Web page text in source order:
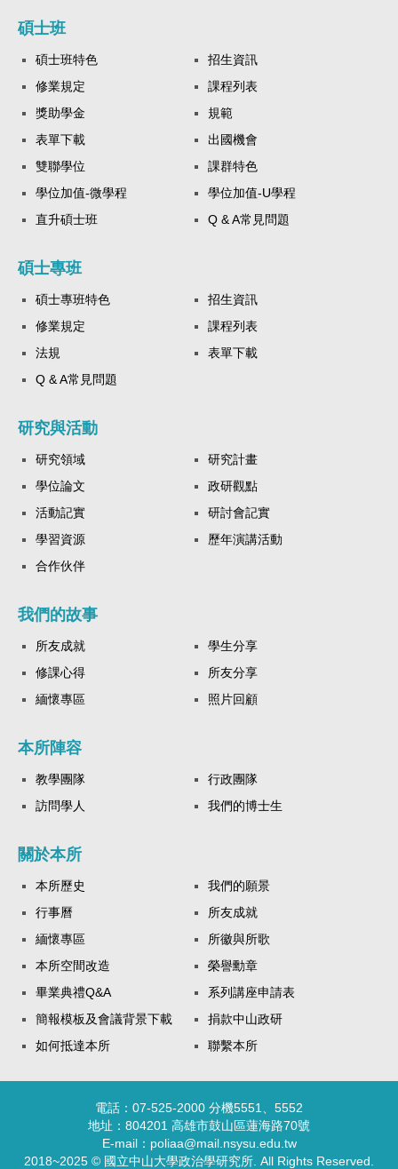
碩士班
碩士班特色
招生資訊
修業規定
課程列表
獎助學金
規範
表單下載
出國機會
雙聯學位
課群特色
學位加值-微學程
學位加值-U學程
直升碩士班
Q & A常見問題
碩士專班
碩士專班特色
招生資訊
修業規定
課程列表
法規
表單下載
Q & A常見問題
研究與活動
研究領域
研究計畫
學位論文
政研觀點
活動記實
研討會記實
學習資源
歷年演講活動
合作伙伴
我們的故事
所友成就
學生分享
修課心得
所友分享
緬懷專區
照片回顧
本所陣容
教學團隊
行政團隊
訪問學人
我們的博士生
關於本所
本所歷史
我們的願景
行事曆
所友成就
緬懷專區
所徽與所歌
本所空間改造
榮譽勳章
畢業典禮Q&A
系列講座申請表
簡報模板及會議背景下載
捐款中山政研
如何抵達本所
聯繫本所
電話：07-525-2000 分機5551、5552
地址：804201 高雄市鼓山區蓮海路70號
E-mail：poliaa@mail.nsysu.edu.tw
2018~2025 © 國立中山大學政治學研究所. All Rights Reserved.